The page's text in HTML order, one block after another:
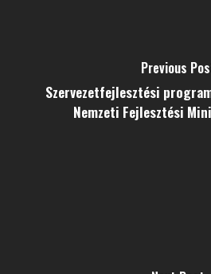
Previous
Szervezetfejlesztési
Nemzeti Fejlesztési